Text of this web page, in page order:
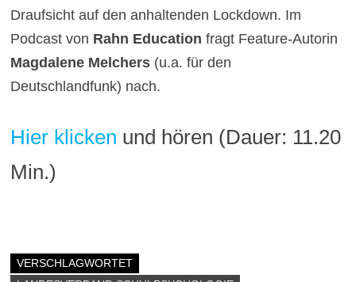
Draufsicht auf den anhaltenden Lockdown. Im
Podcast von Rahn Education fragt Feature-Autorin
Magdalene Melchers(u.a. für den
Deutschlandfunk) nach.
Hier klicken und hören (Dauer: 11.20
Min.)
VERSCHLAGWORTET